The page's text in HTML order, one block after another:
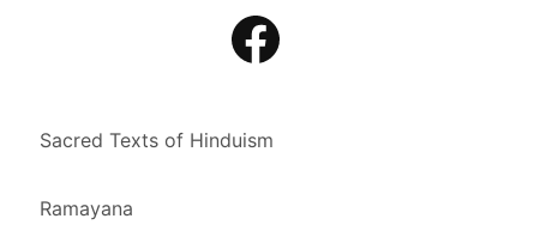
Facebook
Sacred Texts of Hinduism
Ramayana